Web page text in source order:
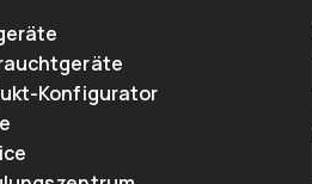
Konfigurator